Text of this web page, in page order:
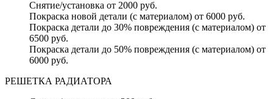
Снятие/установка от 2000 руб.
Покраска новой детали (с материалом) от 6000 руб.
Покраска детали до 30% повреждения (с материалом) от
6500 руб.
Покраска детали до 50% повреждения (с материалом) от
6000 руб.
РЕШЕТКА РАДИАТОРА